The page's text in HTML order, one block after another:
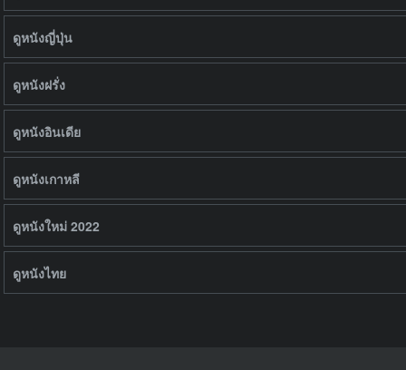
ดูหนังญี่ปุ่น
ดูหนังฝรั่ง
ดูหนังอินเดีย
ดูหนังเกาหลี
ดูหนังใหม่ 2022
ดูหนังไทย